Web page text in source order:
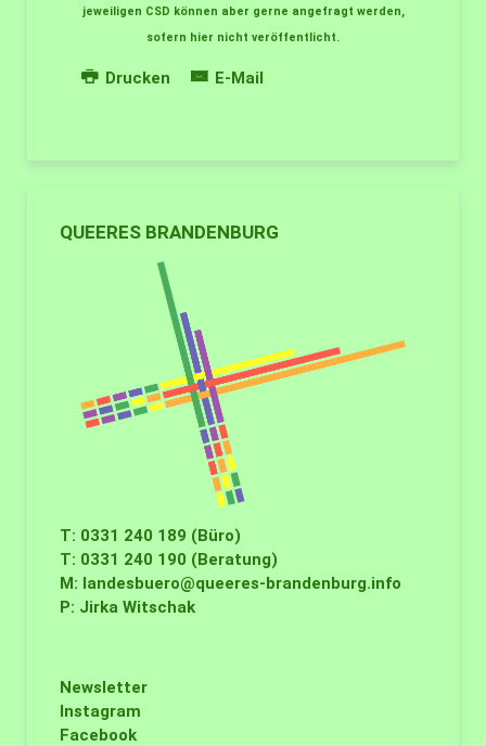
jeweiligen CSD können aber gerne angefragt werden,
sofern hier nicht veröffentlicht.
Drucken E-Mail
QUEERES BRANDENBURG
T: 0331 240 189 (Büro)
T: 0331 240 190 (Beratung)
M: landesbuero@queeres-brandenburg.info
P: Jirka Witschak
Newsletter
Instagram
Facebook